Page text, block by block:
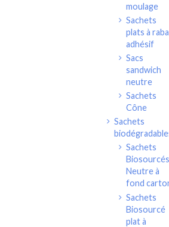
moulage
Sachets
plats à
adhésif
Sacs
sandwich
neutre
Sachets
Cône
Sachets
Sachets
Biosourcés
Neutre à
fond
Sachets
Biosourcé
plat à